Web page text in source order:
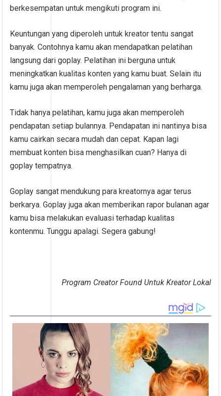
berkesempatan untuk mengikuti program ini.
Keuntungan yang diperoleh untuk kreator tentu sangat
banyak. Contohnya kamu akan mendapatkan pelatihan
langsung dari goplay. Pelatihan ini berguna untuk
meningkatkan kualitas konten yang kamu buat. Selain itu
kamu juga akan memperoleh pengalaman yang berharga.
Tidak hanya pelatihan, kamu juga akan memperoleh
pendapatan setiap bulannya. Pendapatan ini nantinya bisa
kamu cairkan secara mudah dan cepat. Kapan lagi
membuat konten bisa menghasilkan cuan? Hanya di
goplay tempatnya.
Goplay sangat mendukung para kreatornya agar terus
berkarya. Goplay juga akan memberikan rapor bulanan agar
kamu bisa melakukan evaluasi terhadap kualitas
kontenmu. Tunggu apalagi. Segera gabung!
Program Creator FoundUntuk Kreator Lokal